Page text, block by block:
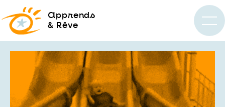
apprends
& Rêve